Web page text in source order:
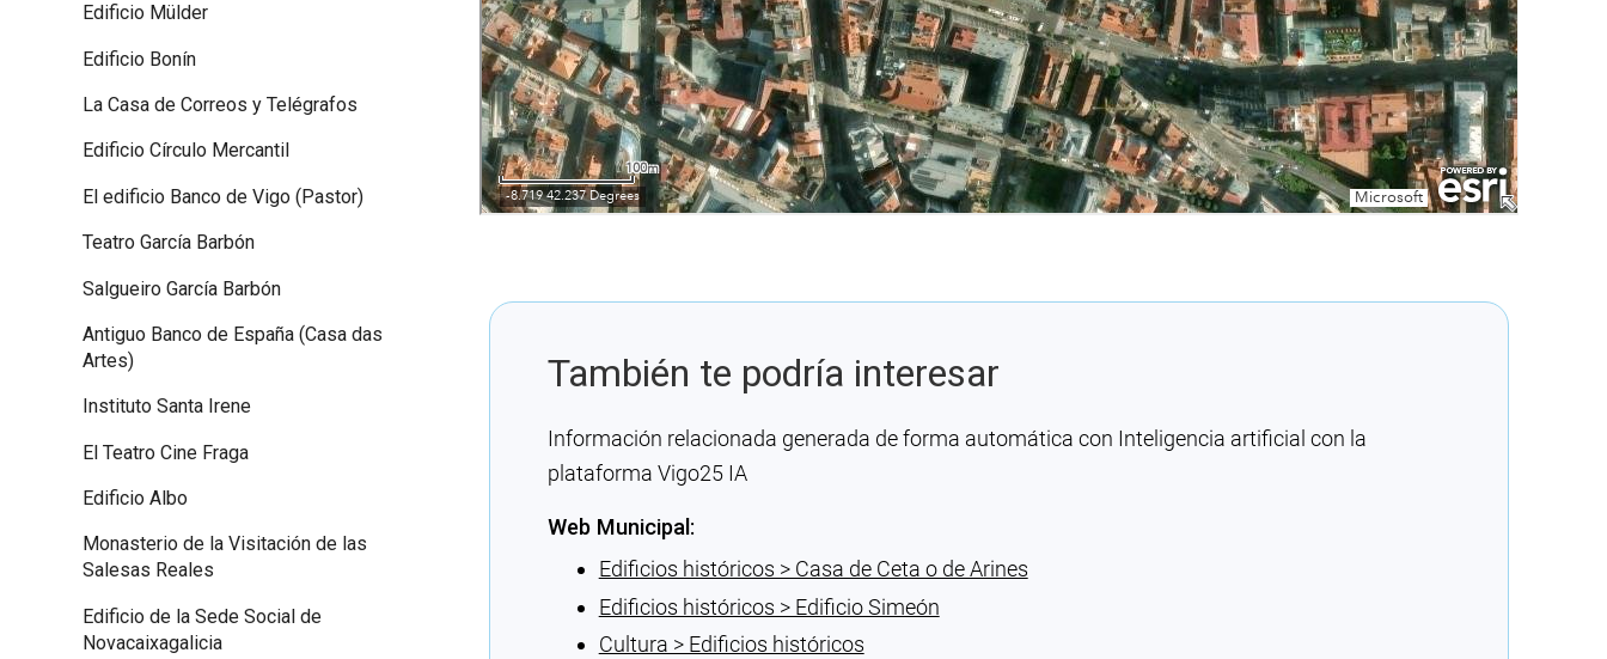
También te podría interesar
Información relacionada generada de forma automática con Inteligencia artificial con la
plataforma Vigo25 IA
Web Municipal:
Edificios históricos > Casa de Ceta o de Arines
Edificios históricos > Edificio Simeón
Cultura > Edificios históricos
Edificio Mülder
Edificio Bonín
La Casa de Correos y Telégrafos
Edificio Círculo Mercantil
El edificio Banco de Vigo (Pastor)
Teatro García Barbón
Salgueiro García Barbón
Antiguo Banco de España (Casa das
Artes)
Instituto Santa Irene
El Teatro Cine Fraga
Edificio Albo
Monasterio de la Visitación de las
Salesas Reales
Edificio de la Sede Social de
Novacaixagalicia